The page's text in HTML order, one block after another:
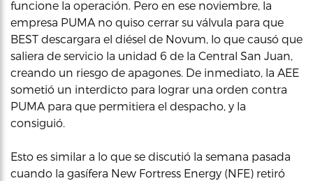
funcione la operación. Pero en ese noviembre, la
empresa PUMA no quiso cerrar su válvula para que
BEST descargara el diésel de Novum, lo que causó que
saliera de servicio la unidad 6 de la Central San Juan,
creando un riesgo de apagones. De inmediato, la AEE
sometió un interdicto para lograr una orden contra
PUMA para que permitiera el despacho, y la
consiguió.
Esto es similar a lo que se discutió la semana pasada
cuando la gasífera New Fortress Energy (NFE) retiró